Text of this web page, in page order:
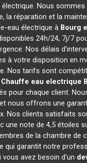
Nous sommes
la réparation et la
eau électrique à Bourg
24h/24, 7j/7
Nos délais
à votre disposition en
Nos tarifs sont
Chauffe eau electrique
pour chaque client.
nous offrons une
Nos clients satisfaits
une note de 4,5 étoiles
de la chambre de
qui garantit notre
vous avez besoin d'un